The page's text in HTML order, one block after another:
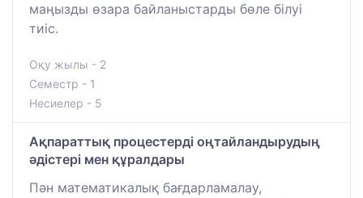
маңызды өзара байланыстарды бөле білуі
тиіс.
Оқу жылы - 2
Семестр - 1
Несиелер - 5
Ақпараттық процестерді оңтайландырудың
әдістері мен құралдары
Пән математикалық бағдарламалау,